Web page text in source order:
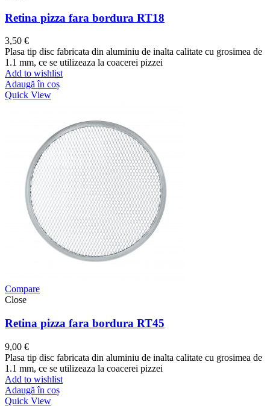
Retina pizza fara bordura RT18
3,50 €
Plasa tip disc fabricata din aluminiu de inalta calitate cu grosimea de
1.1 mm, ce se utilizeaza la coacerei pizzei
Add to wishlist
Adaugă în coș
Quick View
Compare
Close
Retina pizza fara bordura RT45
9,00 €
Plasa tip disc fabricata din aluminiu de inalta calitate cu grosimea de
1.1 mm, ce se utilizeaza la coacerei pizzei
Add to wishlist
Adaugă în coș
Quick View